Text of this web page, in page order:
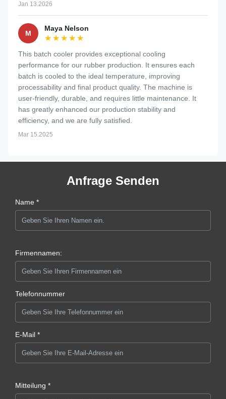
Jan 13.2026
M
Maya Nelson
★★★★★
★★★★★
This batch cooler provides exceptional cooling
performance for our rubber production. It ensures each
batch is cooled to the ideal temperature, improving
processability and final product quality. The machine is
user-friendly, durable, and requires little maintenance. It
has greatly enhanced our production stability and
efficiency, and we are fully satisfied.
Mar 15.2025
Anfrage Senden
Name *
Firmennamen:
Telefonnummer
E-Mail *
Mitteilung *